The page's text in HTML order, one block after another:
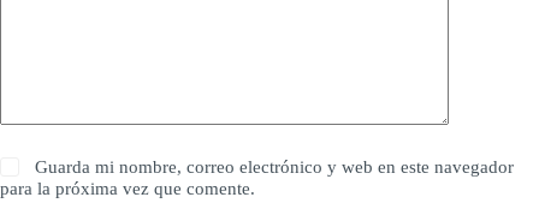
Guarda mi nombre, correo electrónico y web en este navegador
para la próxima vez que comente.